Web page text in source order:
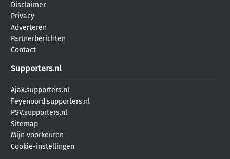
Disclaimer
Privacy
Adverteren
Partnerberichten
Contact
Supporters.nl
Ajax.supporters.nl
Feyenoord.supporters.nl
PSV.supporters.nl
Sitemap
Mijn voorkeuren
Cookie-instellingen